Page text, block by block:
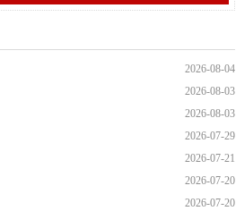
2026-08-04
2026-08-03
2026-08-03
2026-07-29
2026-07-21
2026-07-20
2026-07-20